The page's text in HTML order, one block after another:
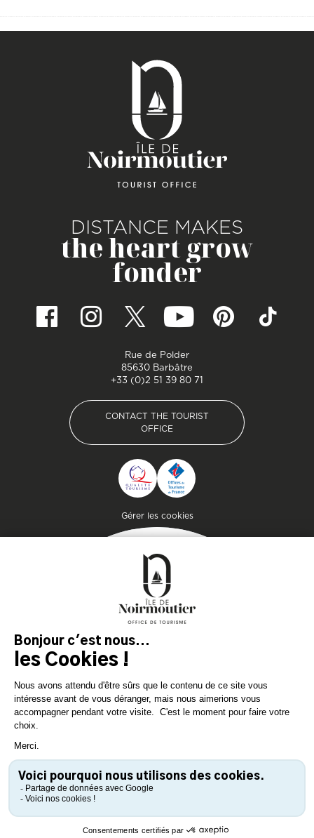
Gérer les cookies
Getaway
Plan your stay on the
island of genuine
experiences!
DOWNLOAD
DOWNLOAD
DISTANCE MAKES
the heart grow
fonder
Rue de Polder
85630 Barbâtre
+33 (0)2 51 39 80 71
CONTACT THE TOURIST
OFFICE
CONTACT THE TOURIST
OFFICE